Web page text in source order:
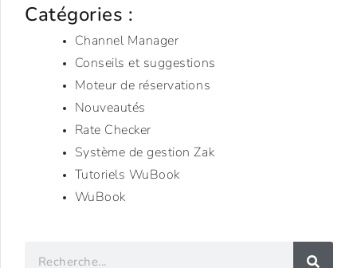
Catégories :
Channel Manager
Conseils et suggestions
Moteur de réservations
Nouveautés
Rate Checker
Système de gestion Zak
Tutoriels WuBook
WuBook